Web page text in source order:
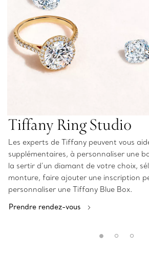
Tiffany Ring Studio
Les experts de Tiffany peuvent vous
supplémentaires, à personnaliser une
la sertir d’un diamant de votre choix,
monture, faire ajouter une inscription
personnaliser une Tiffany Blue Box.
Prendre rendez-vous